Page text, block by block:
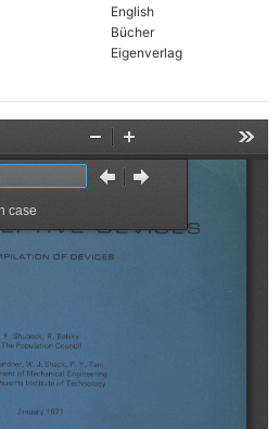
English
Bücher
Eigenverlag